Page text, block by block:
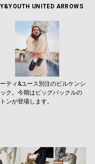
UNITED ARROWS
ティ&ユース別注のビルケンシ
ク。今期はビッグバックルの
ンが登場します。